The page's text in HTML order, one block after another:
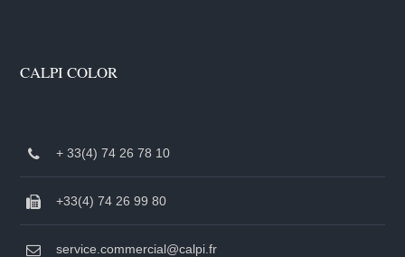
CALPI COLOR
+ 33(4) 74 26 78 10
+33(4) 74 26 99 80
service.commercial@calpi.fr